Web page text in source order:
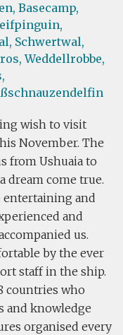
Basecamp,
Schwertwal,
Weddellrobbe,
wish to visit
November. The
from Ushuaia to
dream come true.
entertaining and
and
us.
by the ever
staff in the ship.
countries who
and knowledge
organised every